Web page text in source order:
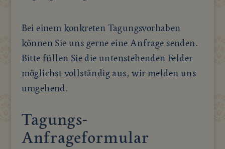
Bei einem konkreten Tagungsvorhaben
können Sie uns gerne eine Anfrage senden.
Bitte füllen Sie die untenstehenden Felder
möglichst vollständig aus, wir melden uns
umgehend.
Tagungs-
Anfrageformular